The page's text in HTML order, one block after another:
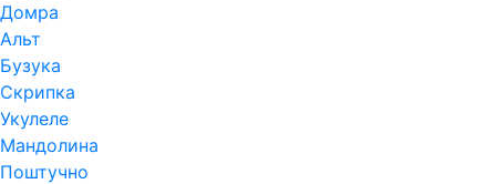
Домра
Альт
Бузука
Скрипка
Укулеле
Мандолина
Поштучно